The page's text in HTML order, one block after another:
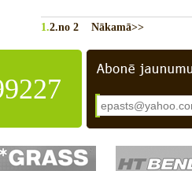
1.2.no 2 Nākamā>>